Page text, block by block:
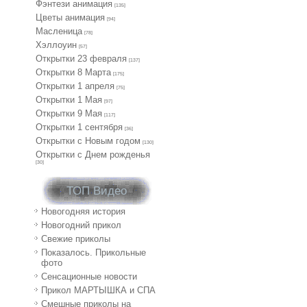
Фэнтези анимация [135]
Цветы анимация [94]
Масленица [78]
Хэллоуин [57]
Открытки 23 февраля [137]
Открытки 8 Марта [175]
Открытки 1 апреля [75]
Открытки 1 Мая [97]
Открытки 9 Мая [117]
Открытки 1 сентября [36]
Открытки с Новым годом [130]
Открытки с Днем рожденья
[30]
ТОП Видео
Новогодняя история
Новогодний прикол
Свежие приколы
Показалось. Прикольные
фото
Сенсационные новости
Прикол МАРТЫШКА и СПА
Смешные приколы на